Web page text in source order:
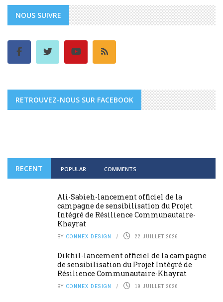
NOUS SUIVRE
RETROUVEZ-NOUS SUR FACEBOOK
RECENT POPULAR COMMENTS
Ali-Sabieh-lancement officiel de la
campagne de sensibilisation du Projet
Intégré de Résilience Communautaire-
Khayrat
BY CONNEX DESIGN 22 JUILLET 2026
Dikhil-lancement officiel de la campagne
de sensibilisation du Projet Intégré de
Résilience Communautaire-Khayrat
BY CONNEX DESIGN 19 JUILLET 2026